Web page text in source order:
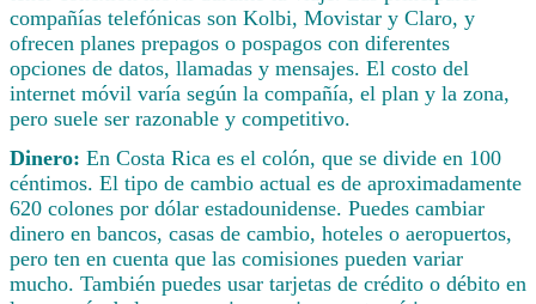
compañías telefónicas son Kolbi, Movistar y Claro, y
ofrecen planes prepagos o pospagos con diferentes
opciones de datos, llamadas y mensajes. El costo del
internet móvil varía según la compañía, el plan y la zona,
pero suele ser razonable y competitivo.
Dinero: En Costa Rica es el colón, que se divide en 100
céntimos. El tipo de cambio actual es de aproximadamente
620 colones por dólar estadounidense. Puedes cambiar
dinero en bancos, casas de cambio, hoteles o aeropuertos,
pero ten en cuenta que las comisiones pueden variar
mucho. También puedes usar tarjetas de crédito o débito en